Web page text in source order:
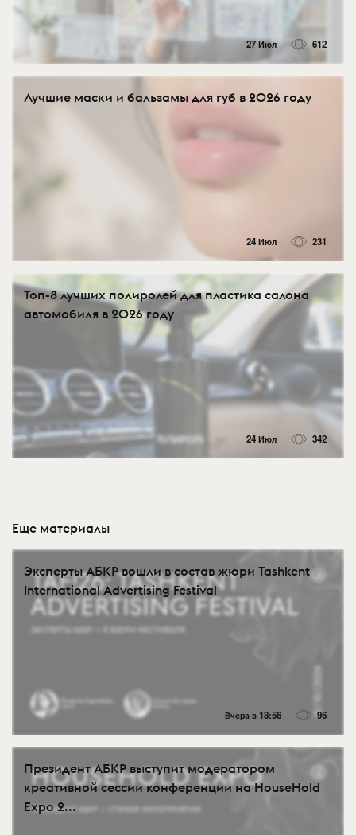
27 Июл 612
Лучшие маски и бальзамы для губ в 2026 году
24 Июл 231
Топ-8 лучших полиролей для пластика салона
автомобиля в 2026 году
24 Июл 342
Еще материалы
Эксперты АБКР вошли в состав жюри Tashkent
International Advertising Festival
Вчера в 18:56 96
Президент АБКР выступит модератором
креативной сессии конференции на HouseHold
Expo 2...